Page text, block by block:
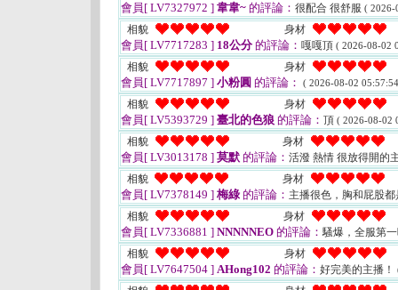
會員[ LV7327972 ] 韋韋~ 的評論： 很配合 很舒服 ( 2026-
相貌 身材
會員[ LV7717283 ] 18公分的評論： 嘎嘎頂 ( 2026-08-02
相貌 身材
會員[ LV7717897 ] 小粉圓 的評論： ( 2026-08-02
相貌 身材
會員[ LV5393729 ] 臺北的色狼 的評論： 頂 ( 2026-08-02
相貌 身材
會員[ LV3013178 ] 莫默 的評論： 活潑 熱情 很放得開的
相貌
身材
會員[ LV7378149 ] 梅綠 的評論： 主播很色，胸和屁股
相貌
身材
會員[ LV7336881 ] NNNNNEO 的評論：騷爆，全服第
相貌
身材
會員[ LV7647504 ] AHong102 的評論： 好完美的主播！